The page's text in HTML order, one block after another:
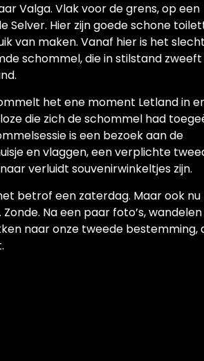
Valga. Vlak voor de grens, op een
Selver. Hier zijn goede schone
van maken. Vanaf hier is het
schommel, die in stilstand
het ene moment Letland in
die zich de schommel had
is een bezoek aan de
en vlaggen, een verplichte
verluidt souvenirwinkeltjes zijn.
betrof een zaterdag. Maar ook nu
Na een paar foto’s,
naar onze tweede bestemming,